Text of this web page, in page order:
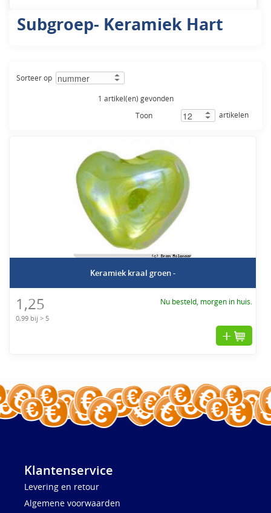
Subgroep- Keramiek Hart
Sorteer op
1 artikel(en) gevonden
artikelen
Toon
Keramiek kraal groen -
1,25
0,99 bij > 5
Nu besteld, morgen in huis.
Klantenservice
Levering en retour
Algemene voorwaarden